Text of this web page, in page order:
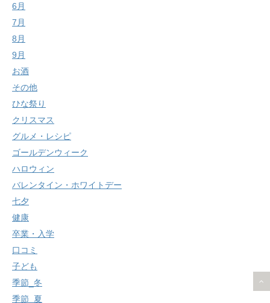
6月
7月
8月
9月
お酒
その他
ひな祭り
クリスマス
グルメ・レシピ
ゴールデンウィーク
ハロウィン
バレンタイン・ホワイトデー
七夕
健康
卒業・入学
口コミ
子ども
季節_冬
季節_夏